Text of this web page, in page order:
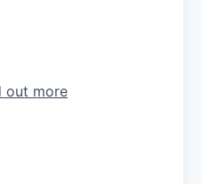
out more